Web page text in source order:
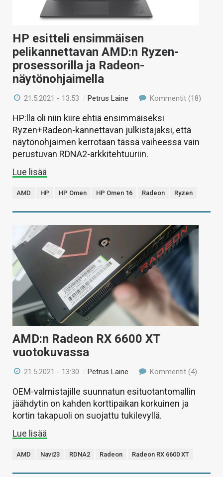
HP esitteli ensimmäisen
pelikannettavan AMD:n Ryzen-
prosessorilla ja Radeon-
näytönohjaimella
21.5.2021 - 13:53 /Petrus Laine Kommentit (18)
HP:lla oli niin kiire ehtiä ensimmäiseksi
Ryzen+Radeon-kannettavan julkistajaksi, että
näytönohjaimen kerrotaan tässä vaiheessa vain
perustuvan RDNA2-arkkitehtuuriin.
Lue lisää
AMD HP HP Omen HP Omen 16 Radeon Ryzen
AMD:n Radeon RX 6600 XT
vuotokuvassa
21.5.2021 - 13:30 /Petrus Laine Kommentit (4)
OEM-valmistajille suunnatun esituotantomallin
jäähdytin on kahden korttipaikan korkuinen ja
kortin takapuoli on suojattu tukilevyllä.
Lue lisää
AMD Navi23 RDNA2 Radeon Radeon RX 6600 XT